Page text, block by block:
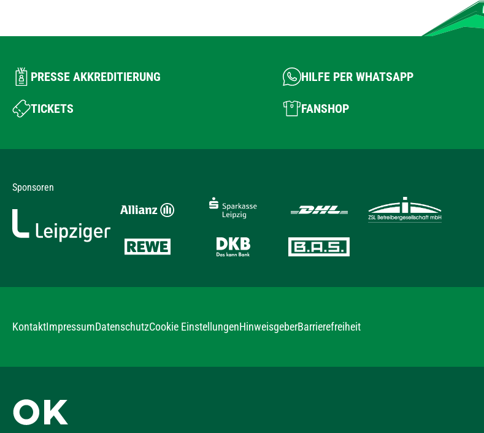
PRESSE AKKREDITIERUNG HILFE PER WHATSAPP
TICKETS FANSHOP
Sponsoren
KontaktImpressumDatenschutzCookie EinstellungenHinweisgeberBarrierefreiheit